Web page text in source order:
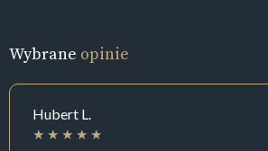
Wybrane opinie
Hubert L.